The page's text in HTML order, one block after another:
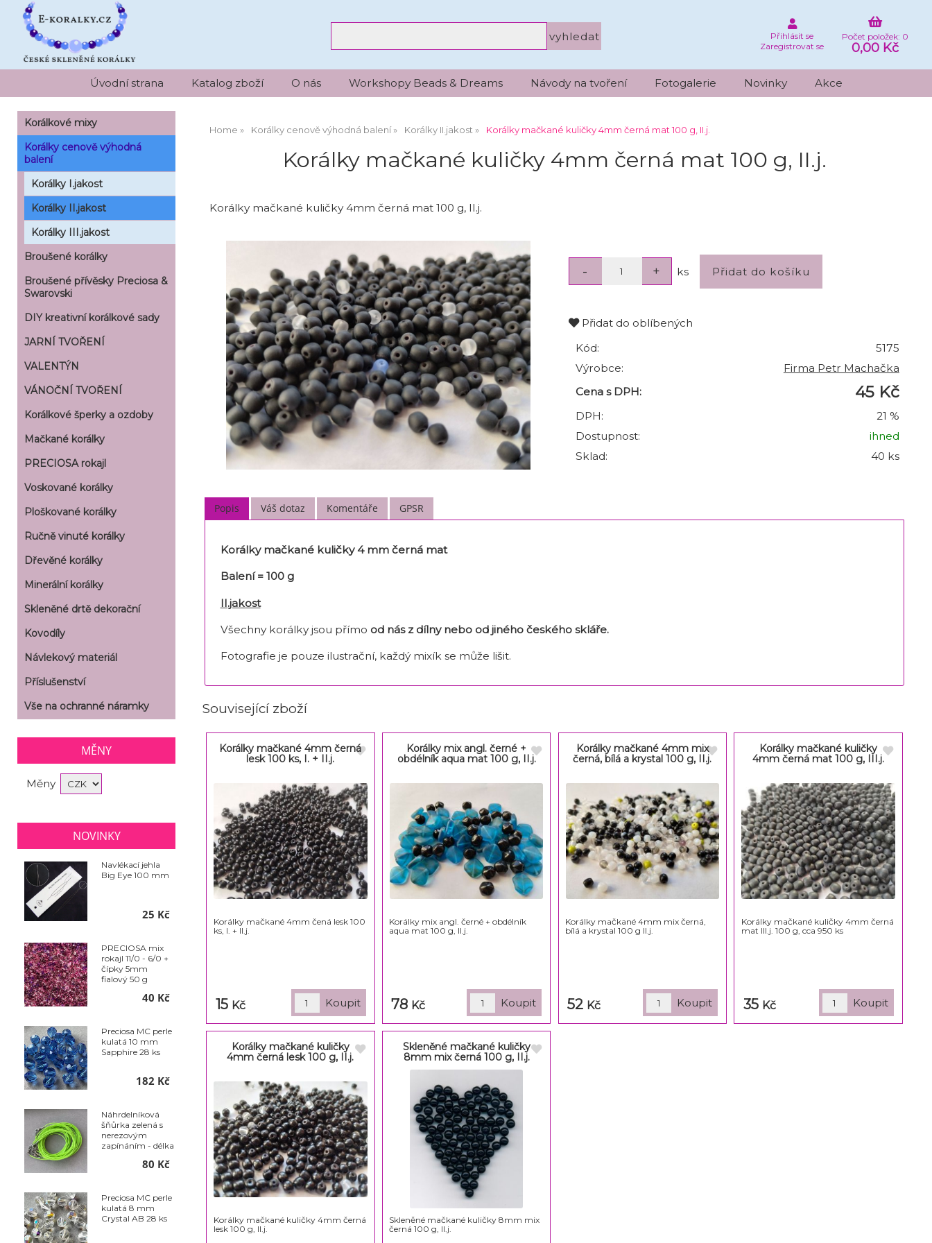
Počet položek: 0
0,00 Kč
Přihlásit se
Zaregistrovat se
Úvodní strana Katalog zboží O nás Workshopy Beads & Dreams Návody na tvoření Fotogalerie Novinky Akce
Home Korálky cenově výhodná balení Korálky II.jakost Korálky mačkané kuličky 4mm černá mat 100 g, II.j.
Korálky mačkané kuličky 4mm černá mat 100 g, II.j.
Korálky mačkané kuličky 4mm černá mat 100 g, II.j.
ks
Přidat do oblíbených
Kód:
5175
Výrobce:
Firma Petr Machačka
Cena s DPH:
45 Kč
DPH:
21 %
Dostupnost:
ihned
Sklad:
40 ks
Popis Váš dotaz Komentáře GPSR
Korálky mačkané kuličky 4 mm černá mat
Balení = 100 g
II.jakost
Všechny korálky jsou přímo od nás z dílny nebo od jiného českého skláře.
Fotografie je pouze ilustrační, každý mixík se může lišit.
Související zboží
Korálky mačkané 4mm černá
lesk 100 ks, I. + II.j.
Korálky mačkané 4mm čená lesk 100
ks, I. + II.j.
15 Kč
Korálky mix angl. černé +
obdélník aqua mat 100 g, II.j.
Korálky mix angl. černé + obdélník
aqua mat 100 g, II.j.
78 Kč
Korálky mačkané 4mm mix
černá, bílá a krystal 100 g, II.j.
Korálky mačkané 4mm mix černá,
bílá a krystal 100 g II.j.
52 Kč
Korálky mačkané kuličky
4mm černá mat 100 g, III.j.
Korálky mačkané kuličky 4mm černá
mat III.j. 100 g, cca 950 ks
35 Kč
Korálky mačkané kuličky
4mm černá lesk 100 g, II.j.
Korálky mačkané kuličky 4mm černá
lesk 100 g, II.j.
Skleněné mačkané kuličky
8mm mix černá 100 g, II.j.
Skleněné mačkané kuličky 8mm mix
černá 100 g, II.j.
Korálkové mixy
Korálky cenově výhodná
balení
Korálky I.jakost
Korálky II.jakost
Korálky III.jakost
Broušené korálky
Broušené přívěsky Preciosa &
Swarovski
DIY kreativní korálkové sady
JARNÍ TVOŘENÍ
VALENTÝN
VÁNOČNÍ TVOŘENÍ
Korálkové šperky a ozdoby
Mačkané korálky
PRECIOSA rokajl
Voskované korálky
Ploškované korálky
Ručně vinuté korálky
Dřevěné korálky
Minerální korálky
Skleněné drtě dekorační
Kovodíly
Návlekový materiál
Příslušenství
Vše na ochranné náramky
MĚNY
Měny
NOVINKY
Navlékací jehla
Big Eye 100 mm
25 Kč
PRECIOSA mix
rokajl 11/0 - 6/0 +
čípky 5mm
fialový 50 g
40 Kč
Preciosa MC perle
kulatá 10 mm
Sapphire 28 ks
182 Kč
Náhrdelníková
šňůrka zelená s
nerezovým
zapínáním - délka
80 Kč
Preciosa MC perle
kulatá 8 mm
Crystal AB 28 ks